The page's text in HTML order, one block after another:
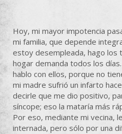
Hoy, mi mayor impotencia
mi familia, que depende
estoy desempleada, hago los
hogar demanda todos los
hablo con ellos, porque no
mi madre sufrió un infarto
decirle que me dio positivo,
síncope; eso la mataría más
Por eso, mediante mi vecina,
internada, pero sólo por una